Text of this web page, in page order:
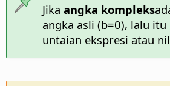
Jika angka kompleks
angka asli (b=0), lalu
untaian ekspresi atau